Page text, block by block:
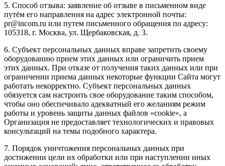
5. Способ отзыва: заявление об отзыве в письменном виде
путём его направления на адрес электронной почты:
pr@incom.ru или путем письменного обращения по адресу:
105318, г. Москва, ул. Щербаковская, д. 3.
6. Субъект персональных данных вправе запретить своему
оборудованию прием этих данных или ограничить прием
этих данных. При отказе от получения таких данных или при
ограничении приема данных некоторые функции Сайта могут
работать некорректно. Субъект персональных данных
обязуется сам настроить свое оборудование таким способом,
чтобы оно обеспечивало адекватный его желаниям режим
работы и уровень защиты данных файлов «cookie», а
Организация не предоставляет технологических и правовых
консультаций на темы подобного характера.
7. Порядок уничтожения персональных данных при
достижении цели их обработки или при наступлении иных